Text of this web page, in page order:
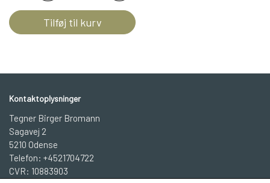
Tilføj til kurv
Kontaktoplysninger
Tegner Birger Bromann
Sagavej 2
5210 Odense
Telefon: +4521704722
CVR: 10883903